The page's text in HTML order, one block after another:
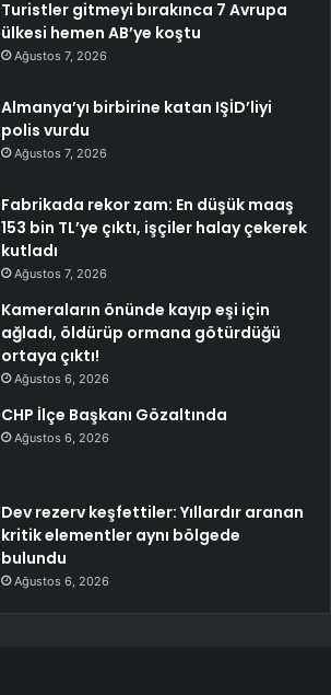
Turistler gitmeyi bırakınca 7 Avrupa
ülkesi hemen AB’ye koştu
Ağustos 7, 2026
Almanya’yı birbirine katan IŞİD’liyi
polis vurdu
Ağustos 7, 2026
Fabrikada rekor zam: En düşük maaş
153 bin TL’ye çıktı, işçiler halay çekerek
kutladı
Ağustos 7, 2026
Kameraların önünde kayıp eşi için
ağladı, öldürüp ormana götürdüğü
ortaya çıktı!
Ağustos 6, 2026
CHP İlçe Başkanı Gözaltında
Ağustos 6, 2026
Dev rezerv keşfettiler: Yıllardır aranan
kritik elementler aynı bölgede
bulundu
Ağustos 6, 2026